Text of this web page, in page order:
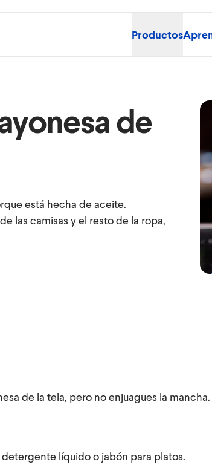
Productos
de
está hecha de aceite.
las camisas y el resto de la ropa,
de la tela, pero no enjuagues la mancha.
líquido o jabón para platos.